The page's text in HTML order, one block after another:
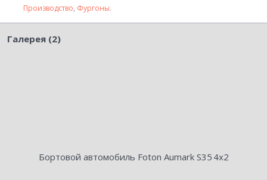
Производство, Фургоны.
Галерея (2)
Бортовой автомобиль Foton Aumark S35 4х2